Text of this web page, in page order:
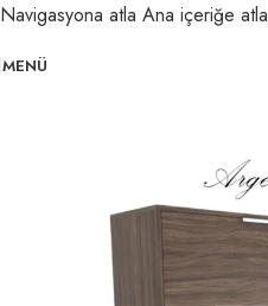
Navigasyona atla Ana içeriğe atla
MENÜ